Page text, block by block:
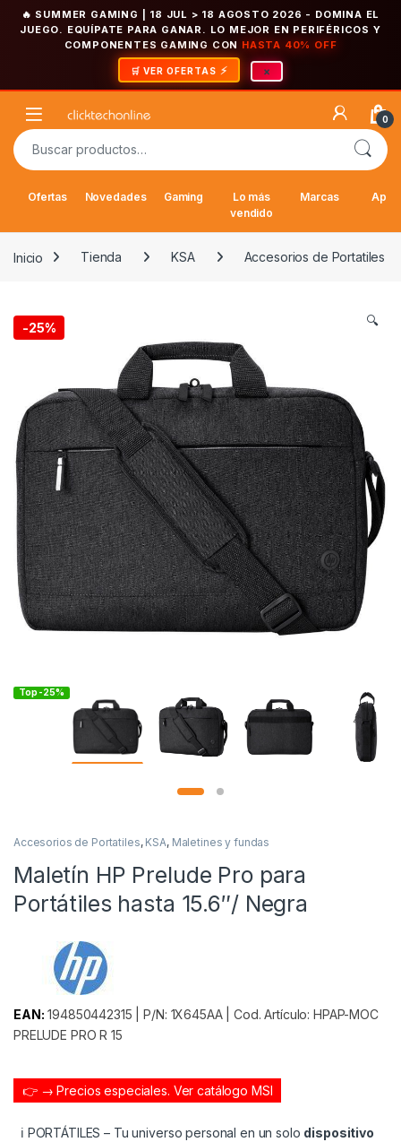
🔥 SUMMER GAMING | 18 JUL > 18 AGOSTO 2026 - DOMINA EL
JUEGO. EQUÍPATE PARA GANAR. LO MEJOR EN PERIFÉRICOS Y
COMPONENTES GAMING CON HASTA 40% OFF
🛒 VER OFERTAS ×
Open 0
Buscar por:
Ofertas Novedades Gaming
Lo más
vendido
Marcas
Inicio Tienda KSA Accesorios de Portatiles
-25% 🔍
Top -25%
Accesorios de Portatiles, KSA, Maletines y fundas
Maletín HP Prelude Pro para
Portátiles hasta 15.6″/ Negra
EAN: 194850442315 | P/N: 1X645AA | Cod. Artículo: HPAP-MOC
PRELUDE PRO R 15
👉 → Precios especiales. Ver catálogo MSI
ℹ️ PORTÁTILES – Tu universo personal en un solo dispositivo